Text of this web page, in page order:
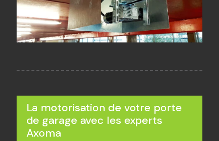
La motorisation de votre porte
de garage avec les experts
Axoma